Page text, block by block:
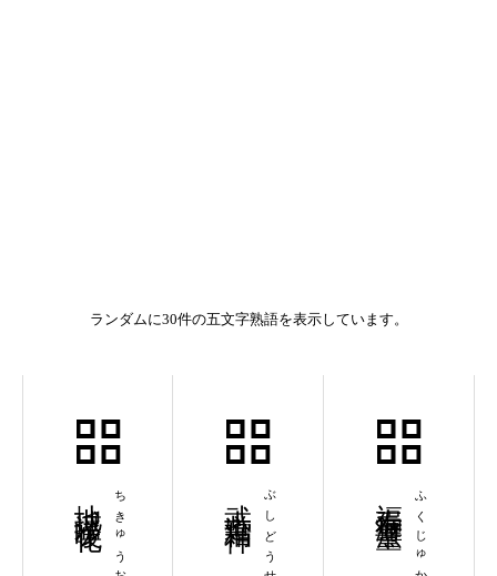
ランダムに30件の五文字熟語を表示しています。